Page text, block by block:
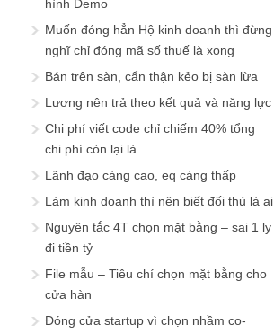
hình Demo
Muốn đóng hẳn Hộ kinh doanh thì đừng
nghĩ chỉ đóng mã số thuế là xong
Bán trên sàn, cẩn thận kẻo bị sàn lừa
Lương nên trả theo kết quả và năng lực
Chi phí viết code chỉ chiếm 40% tổng
chi phí còn lại là…
Lãnh đạo càng cao, eq càng thấp
Làm kinh doanh thì nên biết đối thủ là ai
Nguyên tắc 4T chọn mặt bằng – sai 1 ly
đi tiền tỷ
File mẫu – Tiêu chí chọn mặt bằng cho
cửa hàn
Đóng cửa startup vì chọn nhầm co-